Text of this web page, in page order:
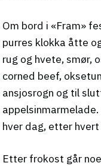
Om bord i «Fram»
purres klokka åtte
rug og hvete, smør,
corned beef,
ansjosrogn og til
hver dag, etter
Etter frokost går